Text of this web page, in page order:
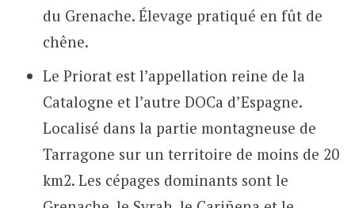
du Grenache. Élevage pratiqué en fût de
chêne.
Le Priorat est l’appellation reine de la
Catalogne et l’autre DOCa d’Espagne.
Localisé dans la partie montagneuse de
Tarragone sur un territoire de moins de 20
km2. Les cépages dominants sont le